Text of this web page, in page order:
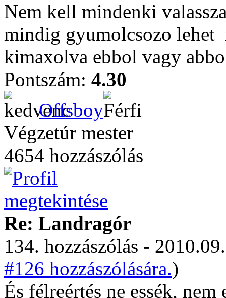
Nem kell mindenki
mindig gyumolcsozo lehet
kimaxolva ebbol vagy
Pontszám: 4.30
Offsboy
Végzetúr mester
4654 hozzászólás
Re: Landragór
134. hozzászólás -
#126 hozzászólására.)
És félreértés ne essék,